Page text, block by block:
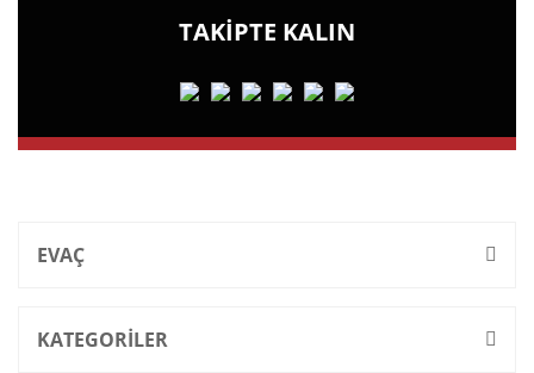
TAKİPTE KALIN
EVAÇ
KATEGORİLER